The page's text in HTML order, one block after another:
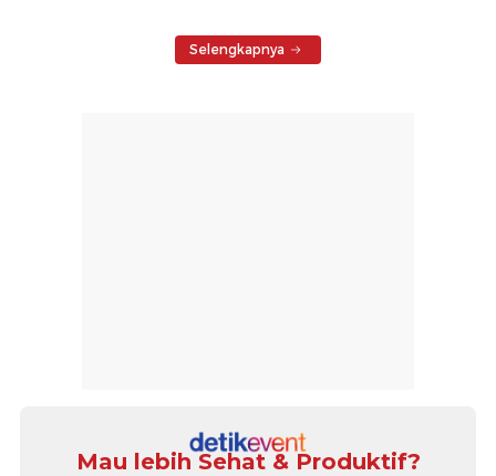
Selengkapnya
Mau lebih Sehat & Produktif?